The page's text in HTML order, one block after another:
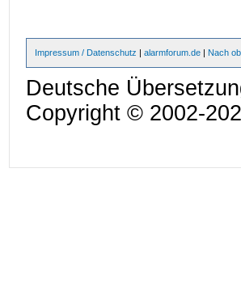
Impressum / Datenschutz |alarmforum.de | Nach
Deutsche
Copyright © 2002-